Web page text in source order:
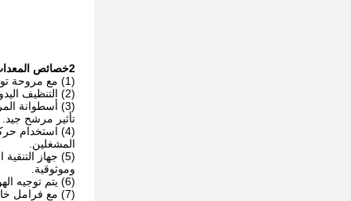
2خصائص المعدات
(1) مع مروحة توربين خاصة ومحرك العلامة التجارية ، باستخدام دائرة مكافحة الإفراط في الحمل لمنع حرق المحرك ، والسلامة العالية ، والأداء المستقر.
(2) التنظيف اليدوي: التنظيف اليدوي، بحيث تنظيف سطح المرشح أكثر دقة، نظيفة، يمكن أن تضمن دائما أن مجمع الغبار لديه مدخول ثابت للهواء؛
تأثير مرشح جيد.
المشغلين.
(5) جهاز
وموثوقية.
(6) يتم توجيه الهواء النظيف بشكل متساوٍ وتشتيت من اتجاه فتحة شبكة الهواء ، وبالتالي تقليل الضوضاء إلى الحد الأدنى.
(7) مع فرامل خاصة من العجلة الكورية العالمية الجديدة، سهلة لتحريك وتحديد موقع المعدات.